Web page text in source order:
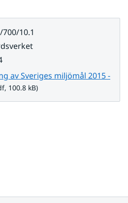
10.1
av Sveriges miljömål 2015 -
kB.
100.8 kB)